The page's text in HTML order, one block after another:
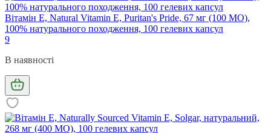
Вітамін Е, Natural Vitamin E, Puritan's Pride, 67 мг (100 МО),
100% натурального походження, 100 гелевих капсул
9
В наявності